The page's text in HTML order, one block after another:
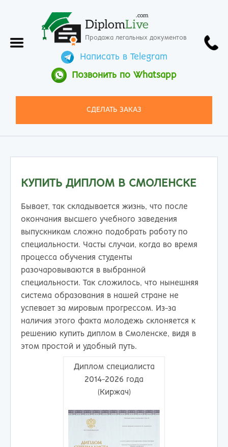
DiplomLive
.com
Продажа легальных документов
Написать в Telegram
Позвонить по Whatsapp
СДЕЛАТЬ ЗАКАЗ
КУПИТЬ ДИПЛОМ В СМОЛЕНСКЕ
Бывает, так складывается жизнь, что после
окончания высшего учебного заведения
выпускникам сложно подобрать работу по
специальности. Часты случаи, когда во время
процесса обучения студенты
разочаровываются в выбранной
специальности. Так сложилось, что нынешняя
система образования в нашей стране не
успевает за мировым прогрессом. Из-за
наличия этого факта молодежь склоняется к
решению купить диплом в Смоленске, видя в
этом простой и удобный путь.
Диплом специалиста
2014-2026 года
(Киржач)